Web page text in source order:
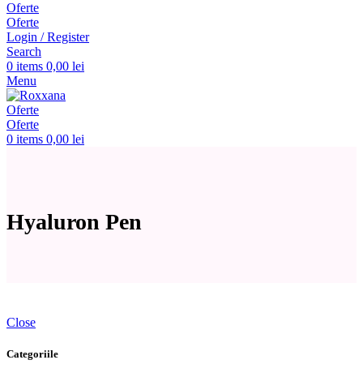
Oferte
Oferte
Login / Register
Search
0 items 0,00 lei
Menu
Oferte
Oferte
0 items 0,00 lei
Hyaluron Pen
Close
Categoriile